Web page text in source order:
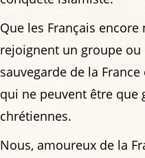
Que les Français
rejoignent un groupe
sauvegarde de la
qui ne peuvent être que
chrétiennes.
Nous, amoureux de la